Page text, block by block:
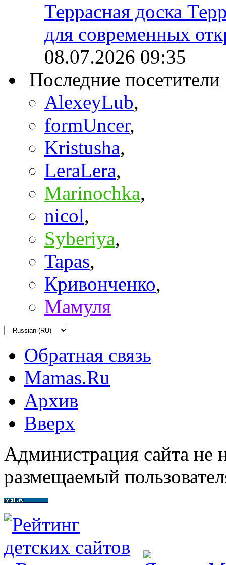
Террасная доска
для современных
08.07.2026 09:35
Последние посетители
AlexeyLub,
formUncer,
Kristusha,
LeraLera,
Marinochka,
nicol,
Syberiya,
Tapas,
Кривонченко,
Мамуля
Обратная связь
Mamas.Ru
Архив
Вверх
Администрация сайта не
размещаемый